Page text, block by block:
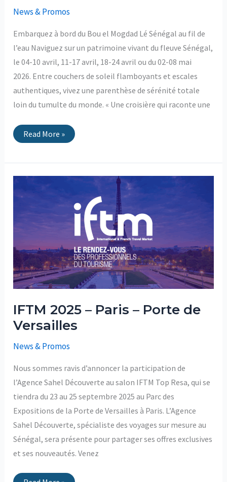
News & Promos
Embarquez à bord du Bou el Mogdad Lé Sénégal au fil de
l’eau Naviguez sur un patrimoine vivant du fleuve Sénégal,
le 04-10 avril, 11-17 avril, 18-24 avril ou du 02-08 mai
2026. Entre couchers de soleil flamboyants et escales
authentiques, vivez une parenthèse de sérénité totale
loin du tumulte du monde. « Une croisière qui raconte une
Read More »
IFTM 2025 – Paris – Porte de
Versailles
News & Promos
Nous sommes ravis d’annoncer la participation de
l’Agence Sahel Découverte au salon IFTM Top Resa, qui se
tiendra du 23 au 25 septembre 2025 au Parc des
Expositions de la Porte de Versailles à Paris. L’Agence
Sahel Découverte, spécialiste des voyages sur mesure au
Sénégal, sera présente pour partager ses offres exclusives
et ses nouveautés. Venez
IFTM
Paris
–
Porte
de